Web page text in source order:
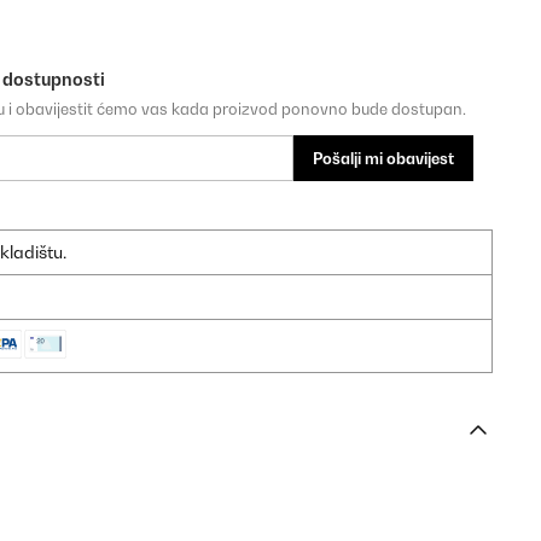
i obavijestit ćemo vas kada proizvod ponovno bude dostupan.
Pošalji mi obavijest